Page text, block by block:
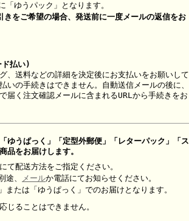
ゆうパック」となります。
をご希望の場合、 発送前に一度メールの返信をお
ド払い)
、送料などの詳細を決定後にお支払いをお願いして
いの手続きはできません。自動送信メールの後に、
届く注文確認メールに含まれるURLから手続きをお
ゆうぱっく」「定型外郵便」「レターパック」「ス
品をお届けします。
て配送方法をご指定ください。
途、
メールか電話にてお知らせください。
たは「ゆうぱっく」でのお届けとなります。
じることはできません。